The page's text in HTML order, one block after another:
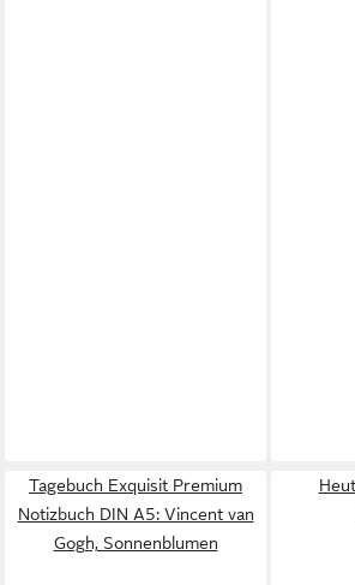
Tagebuch Exquisit Premium
Notizbuch DIN A5: Vincent van
Gogh, Sonnenblumen